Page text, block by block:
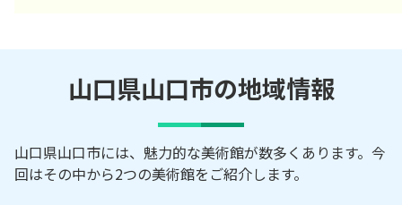
山口県山口市の地域情報
山口県山口市には、魅力的な美術館が数多くあります。今
回はその中から2つの美術館をご紹介します。